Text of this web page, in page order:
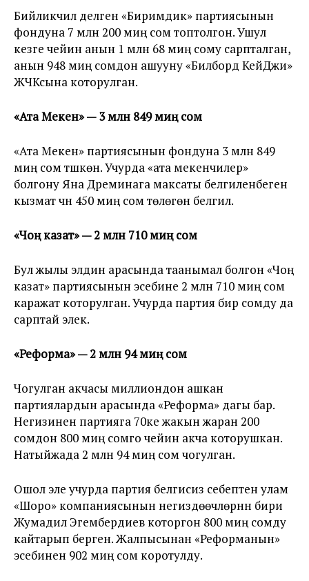
Бийликчил делген «Биримдик» партиясынын
фондуна 7 млн 200 миң сом топтолгон. Ушул
кезге чейин анын 1 млн 68 миң сому сарпталган,
анын 948 миң сомдон ашууну «Билборд КейДжи»
ЖЧКсына которулган.
«Ата Мекен» — 3 млн 849 миң сом
«Ата Мекен» партиясынын фондуна 3 млн 849
миң сом түшкөн. Учурда «ата мекенчилер»
болгону Яна Дреминага максаты белгиленбеген
кызмат үчүн 450 миң сом төлөгөнү белгилүү.
«Чоң казат» — 2 млн 710 миң сом
Бул жылы элдин арасында таанымал болгон «Чоң
казат» партиясынын эсебине 2 млн 710 миң сом
каражат которулган. Учурда партия бир сомду да
сарптай элек.
«Реформа» — 2 млн 94 миң сом
Чогулган акчасы миллиондон ашкан
партиялардын арасында «Реформа» дагы бар.
Негизинен партияга 70ке жакын жаран 200
сомдон 800 миң сомго чейин акча которушкан.
Натыйжада 2 млн 94 миң сом чогулган.
Ошол эле учурда партия белгисиз себептен улам
«Шоро» компаниясынын негиздөөчүлөрүнүн бири
Жумадил Эгембердиев которгон 800 миң сомду
кайтарып берген. Жалпысынан «Реформанын»
эсебинен 902 миң сом коротулду.